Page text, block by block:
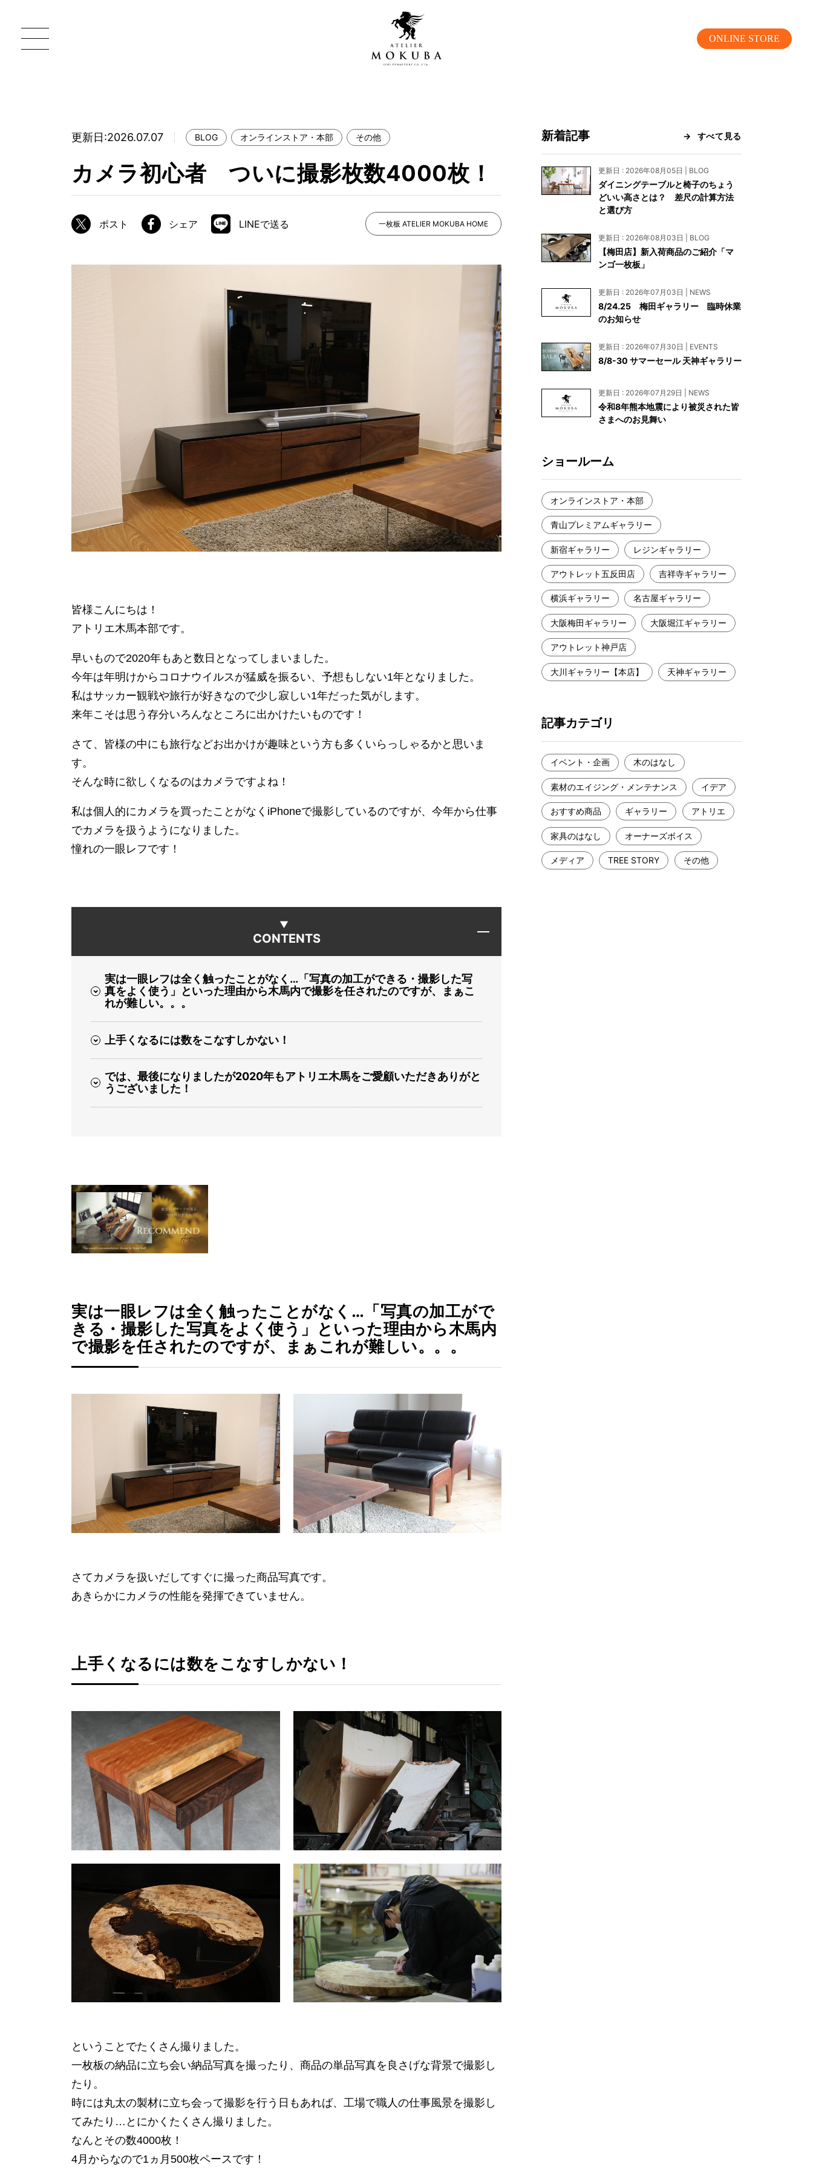
ONLINE STORE
MOKUBA について
製造工程
加工技術
商品情報
ATELIER MOKUBAの一枚板テーブル
ATELIER MOKUBAの一枚板×異素材
特別なダイニングチェア
一枚板用のテーブル脚
樹種紹介
コーディネート集
メンテナンス方法
青山プレミアムギャラリー
吉祥寺ギャラリー
大阪梅田ギャラリー
アウトレット神戸店
大川ギャラリー【本店】
天神ギャラリー
公式オンラインストア
WEBカタログ
新入荷情報
納品事例
納品事例（住宅・インテリア）
納品事例（店舗・オフィス）
コーディネート集
INFORMATION
メディア美術協力実績
よくあるご質問
お問い合わせ
資料請求
工務店様・設計会社様向けお問い合わせ
一枚板買い取りに関して
更新日:2026.07.07 BLOG オンラインストア・本部 その他
カメラ初心者 ついに撮影枚数4000枚！
ポスト シェア LINEで送る 一枚板 ATELIER MOKUBA HOME
皆様こんにちは！
アトリエ木馬本部です。
早いもので2020年もあと数日となってしまいました。
今年は年明けからコロナウイルスが猛威を振るい、予想もしない1年となりました。
私はサッカー観戦や旅行が好きなので少し寂しい1年だった気がします。
来年こそは思う存分いろんなところに出かけたいものです！
さて、皆様の中にも旅行などお出かけが趣味という方も多くいらっしゃるかと思いま
す。
そんな時に欲しくなるのはカメラですよね！
私は個人的にカメラを買ったことがなくiPhoneで撮影しているのですが、今年から仕事
でカメラを扱うようになりました。
憧れの一眼レフです！
CONTENTS
実は一眼レフは全く触ったことがなく…「写真の加工ができる・撮影した写
真をよく使う」といった理由から木馬内で撮影を任されたのですが、まぁこ
れが難しい。。。
上手くなるには数をこなすしかない！
では、最後になりましたが2020年もアトリエ木馬をご愛顧いただきありがと
うございました！
実は一眼レフは全く触ったことがなく…「写真の加工がで
きる・撮影した写真をよく使う」といった理由から木馬内
で撮影を任されたのですが、まぁこれが難しい。。。
さてカメラを扱いだしてすぐに撮った商品写真です。
あきらかにカメラの性能を発揮できていません。
上手くなるには数をこなすしかない！
ということでたくさん撮りました。
一枚板の納品に立ち会い納品写真を撮ったり、商品の単品写真を良さげな背景で撮影し
たり。
時には丸太の製材に立ち会って撮影を行う日もあれば、工場で職人の仕事風景を撮影し
てみたり…とにかくたくさん撮りました。
なんとその数4000枚！
4月からなので1ヵ月500枚ペースです！
新着記事 すべて見る
更新日 : 2026年08月05日 | BLOG
ダイニングテーブルと椅子のちょう
どいい高さとは？ 差尺の計算方法
と選び方
更新日 : 2026年08月03日 | BLOG
【梅田店】新入荷商品のご紹介「マ
ンゴ一枚板」
更新日 : 2026年07月03日 | NEWS
8/24.25 梅田ギャラリー 臨時休業
のお知らせ
更新日 : 2026年07月30日 | EVENTS
8/8-30 サマーセール 天神ギャラリー
更新日 : 2026年07月29日 | NEWS
令和8年熊本地震により被災された皆
さまへのお見舞い
ショールーム
オンラインストア・本部
青山プレミアムギャラリー
新宿ギャラリー レジンギャラリー
アウトレット五反田店 吉祥寺ギャラリー
横浜ギャラリー 名古屋ギャラリー
大阪梅田ギャラリー 大阪堀江ギャラリー
アウトレット神戸店
大川ギャラリー【本店】 天神ギャラリー
記事カテゴリ
イベント・企画 木のはなし
素材のエイジング・メンテナンス イデア
おすすめ商品 ギャラリー アトリエ
家具のはなし オーナーズボイス
メディア TREE STORY その他